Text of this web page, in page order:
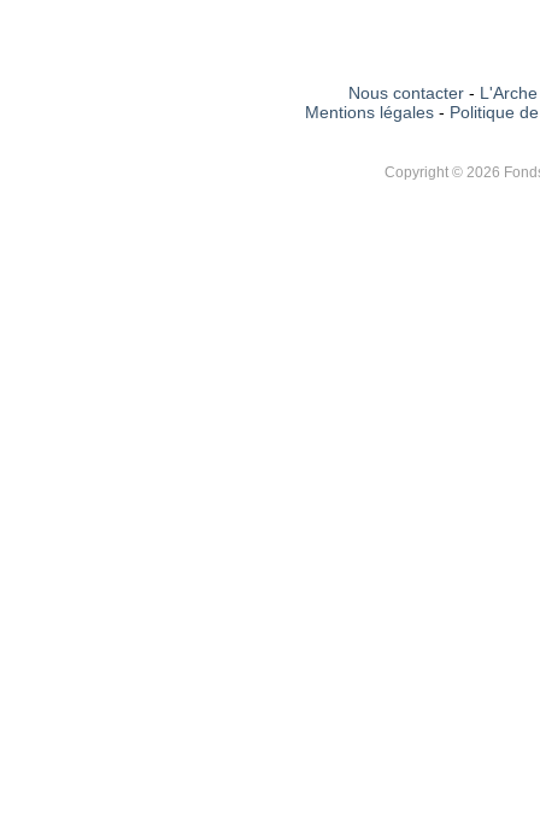
Nous contacter-
Mentions légales - Politique
Copyright © 2026